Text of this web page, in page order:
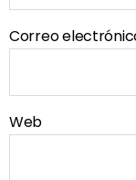
Correo
Web